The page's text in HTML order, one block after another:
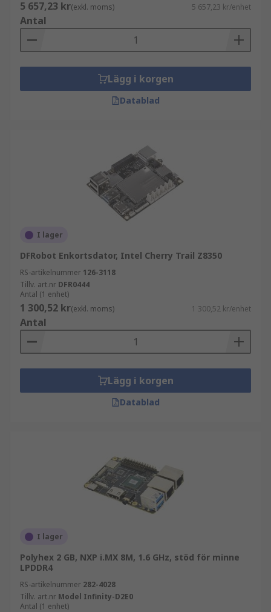
5 657,23 kr(exkl. moms) 5 657,23 kr/enhet
Antal
Lägg i korgen
Datablad
I lager
DFRobot Enkortsdator, Intel Cherry Trail Z8350
RS-artikelnummer 126-3118
Tillv. art.nr DFR0444
Antal (1 enhet)
1 300,52 kr(exkl. moms) 1 300,52 kr/enhet
Antal
Lägg i korgen
Datablad
I lager
Polyhex 2 GB, NXP i.MX 8M, 1.6 GHz, stöd för minne
LPDDR4
RS-artikelnummer 282-4028
Tillv. art.nr Model Infinity-D2E0
Antal (1 enhet)